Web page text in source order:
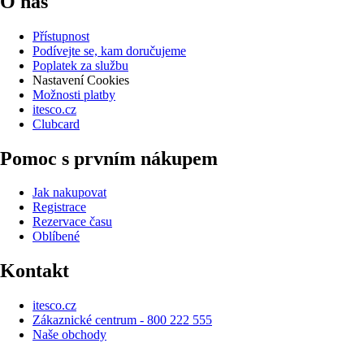
Přístupnost
Podívejte se, kam doručujeme
Poplatek za službu
Nastavení Cookies
Možnosti platby
itesco.cz
Clubcard
Pomoc s prvním nákupem
Jak nakupovat
Registrace
Rezervace času
Oblíbené
Kontakt
itesco.cz
Zákaznické centrum - 800 222 555
Naše obchody